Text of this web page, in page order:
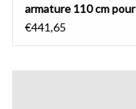
armature 110 cm pour
(New) Wash Me
€441,65